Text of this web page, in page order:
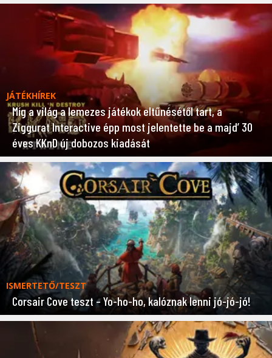
JÁTÉKHÍREK
Míg a világ a lemezes játékok eltűnésétől tart, a
Ziggurat Interactive épp most jelentette be a majd’ 30
éves KKnD új dobozos kiadását
ISMERTETŐ/TESZT
Corsair Cove teszt – Yo-ho-ho, kalóznak lenni jó-jó-jó!